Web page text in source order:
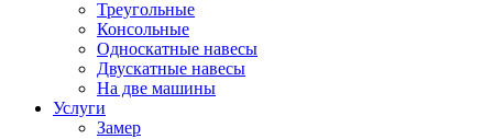
Треугольные
Консольные
Односкатные навесы
Двускатные навесы
На две машины
Услуги
Замер